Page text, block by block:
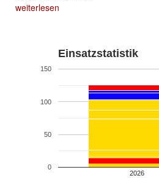
weiterlesen
Einsatzstatistik
2026
0
50
100
150